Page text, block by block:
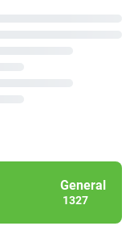
General
1327